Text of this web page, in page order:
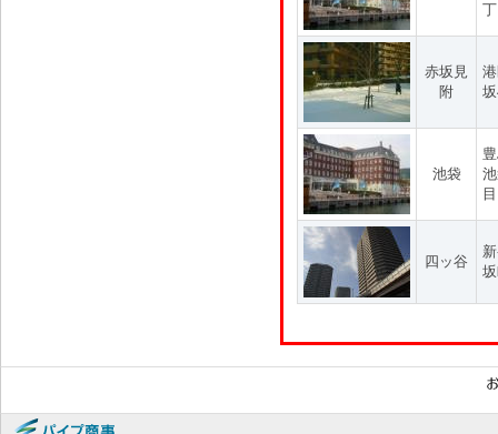
赤坂見
附
池袋
四ッ谷